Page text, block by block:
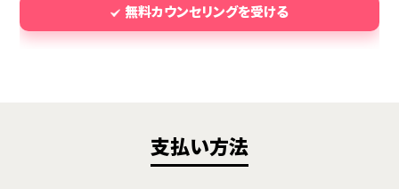
無料カウンセリングを受ける
支払い方法